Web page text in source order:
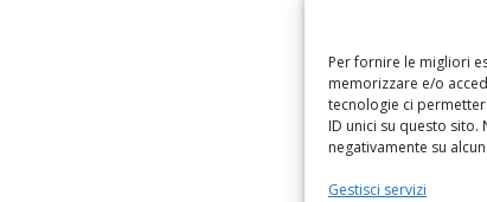
Per fornire le migliori
memorizzare e/o
tecnologie ci
ID unici su questo
negativamente su
Gestisci servizi